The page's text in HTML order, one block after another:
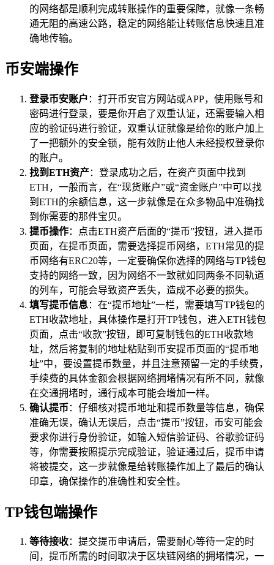
的网络都是顺利完成转账操作的重要保障，就像一条畅
通无阻的高速公路，稳定的网络能让转账信息快速且准
确地传输。
币安端操作
登录币安账户 ：打开币安官方网站或APP，使用账号和
密码进行登录，要是你开启了双重认证，还需要输入相
应的验证码进行验证，双重认证就像是给你的账户加上
了一把额外的安全锁，能有效防止他人未经授权登录你
的账户。
找到ETH资产：登录成功之后，在资产页面中找到
ETH，一般而言，在“现货账户”或“资金账户”中可以找
到ETH的余额信息，这一步就像是在众多物品中准确找
到你需要的那件宝贝。
提币操作：点击ETH资产后面的“提币”按钮，进入提币
页面，在提币页面，需要选择提币网络，ETH常见的提
币网络有ERC20等，一定要确保你选择的网络与TP钱包
支持的网络一致，因为网络不一致就如同两条不同轨道
的列车，可能会导致资产丢失，造成不必要的损失。
填写提币信息：在“提币地址”一栏，需要填写TP钱包的
ETH收款地址，具体操作是打开TP钱包，进入ETH钱包
页面，点击“收款”按钮，即可复制钱包的ETH收款地
址，然后将复制的地址粘贴到币安提币页面的“提币地
址”中，要设置提币数量，并且注意预留一定的手续费，
手续费的具体金额会根据网络拥堵情况有所不同，就像
在交通拥堵时，通行成本可能会增加一样。
确认提币 ：仔细核对提币地址和提币数量等信息，确保
准确无误，确认无误后，点击“提币”按钮，币安可能会
要求你进行身份验证，如输入短信验证码、谷歌验证码
等，你需要按照提示完成验证，验证通过后，提币申请
将被提交，这一步就像是给转账操作加上了最后的确认
印章，确保操作的准确性和安全性。
TP钱包端操作
等待接收：提交提币申请后，需要耐心等待一定的时
间，提币所需的时间取决于区块链网络的拥堵情况，一